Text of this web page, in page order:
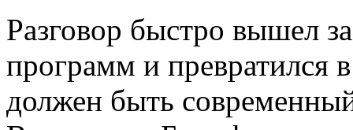
Разговор быстро вышел
программ и превратился
должен быть